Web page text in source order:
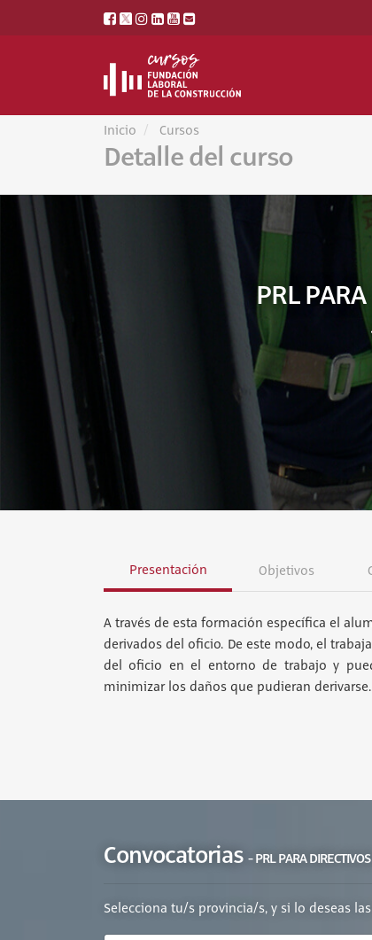
Inicio Cursos
Detalle del curso
PRL
Presentación Objetivos
A través de esta formación específica el
derivados del oficio. De este modo, el
del oficio en el entorno de trabajo y
minimizar los daños que pudieran derivarse.
Convocatorias - PRL PARA
Selecciona tu/s provincia/s, y si lo deseas